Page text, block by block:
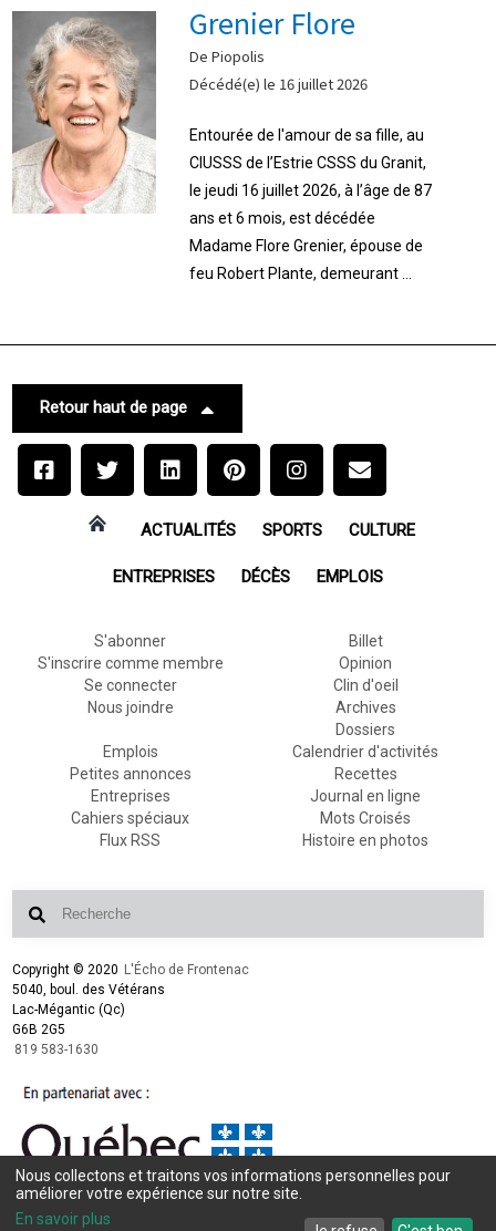
Grenier Flore
De Piopolis
Décédé(e) le 16 juillet 2026
Entourée de l'amour de sa fille, au
CIUSSS de l’Estrie CSSS du Granit,
le jeudi 16 juillet 2026, à l’âge de 87
ans et 6 mois, est décédée
Madame Flore Grenier, épouse de
feu Robert Plante, demeurant ...
Retour haut de page
ACTUALITÉS SPORTS CULTURE
ENTREPRISES DÉCÈS EMPLOIS
S'abonner
S'inscrire comme membre
Se connecter
Nous joindre
Billet
Opinion
Clin d'oeil
Archives
Dossiers
Emplois
Petites annonces
Entreprises
Cahiers spéciaux
Flux RSS
Calendrier d'activités
Recettes
Journal en ligne
Mots Croisés
Histoire en photos
Copyright © 2020 L'Écho de Frontenac
5040, boul. des Vétérans
Lac-Mégantic (Qc)
G6B 2G5
819 583-1630
Conception et design :L'Écho de Frontenac
Intégration et programmation :
Nous collectons et traitons vos informations personnelles pour
améliorer votre expérience sur notre site.
En savoir plus